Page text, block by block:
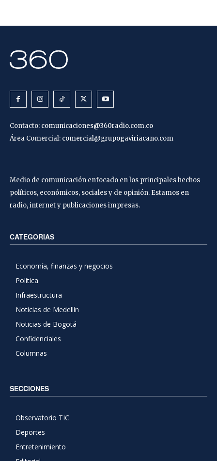
Contacto: comunicaciones@360radio.com.co
Área Comercial: comercial@grupogaviriacano.com
Medio de comunicación enfocado en los principales hechos
políticos, económicos, sociales y de opinión. Estamos en
radio, internet y publicaciones impresas.
CATEGORIAS
Economía, finanzas y negocios
Política
Infraestructura
Noticias de Medellín
Noticias de Bogotá
Confidenciales
Columnas
SECCIONES
Observatorio TIC
Deportes
Entretenimiento